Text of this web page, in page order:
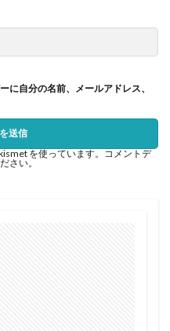
に自分の名前、メールアドレス、
を使っています。コメントデ
さい。